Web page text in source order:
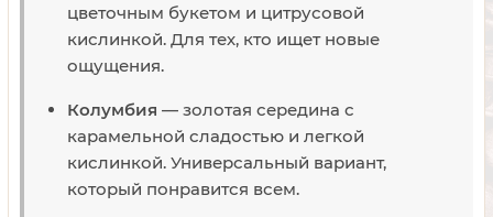
цветочным букетом и цитрусовой
кислинкой. Для тех, кто ищет новые
ощущения.
Колумбия — золотая середина с
карамельной сладостью и легкой
кислинкой. Универсальный вариант,
который понравится всем.